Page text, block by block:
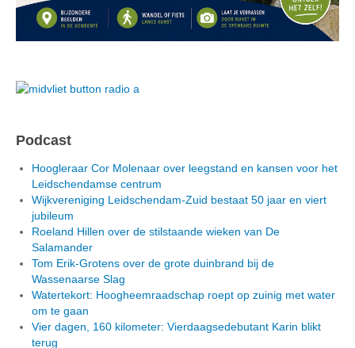
Podcast
Hoogleraar Cor Molenaar over leegstand en kansen voor het
Leidschendamse centrum
Wijkvereniging Leidschendam-Zuid bestaat 50 jaar en viert
jubileum
Roeland Hillen over de stilstaande wieken van De
Salamander
Tom Erik-Grotens over de grote duinbrand bij de
Wassenaarse Slag
Watertekort: Hoogheemraadschap roept op zuinig met water
om te gaan
Vier dagen, 160 kilometer: Vierdaagsedebutant Karin blikt
terug